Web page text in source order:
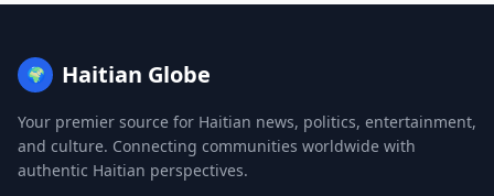
🌍 Haitian Globe
Your premier source for Haitian news, politics, entertainment,
and culture. Connecting communities worldwide with
authentic Haitian perspectives.